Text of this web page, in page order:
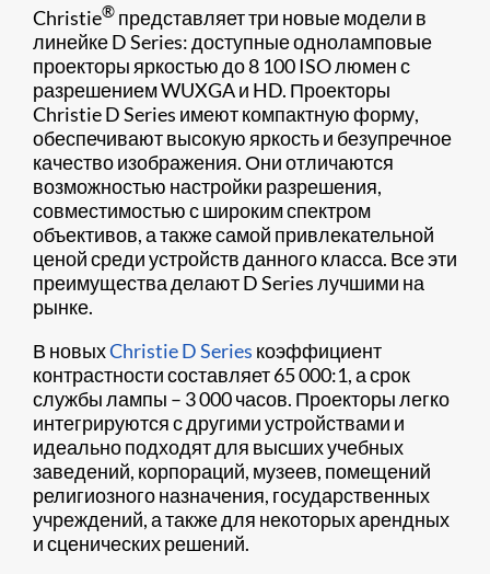
Christie® представляет три новые модели в
линейке D Series: доступные одноламповые
проекторы яркостью до 8 100 ISO люмен с
разрешением WUXGA и HD. Проекторы
Christie D Series имеют компактную форму,
обеспечивают высокую яркость и безупречное
качество изображения. Они отличаются
возможностью настройки разрешения,
совместимостью с широким спектром
объективов, а также самой привлекательной
ценой среди устройств данного класса. Все эти
преимущества делают D Series лучшими на
рынке.
В новыхChristie D Series коэффициент
контрастности составляет 65 000:1, а срок
службы лампы – 3 000 часов. Проекторы легко
интегрируются с другими устройствами и
идеально подходят для высших учебных
заведений, корпораций, музеев, помещений
религиозного назначения, государственных
учреждений, а также для некоторых арендных
и сценических решений.​​